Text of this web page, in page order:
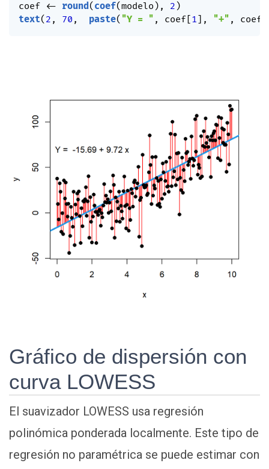
coef <- round( coef(modelo ) , 2 )
text( 2 , 70 , paste( "Y = " , coef [1] , "+" , coef
Gráfico de dispersión con
curva LOWESS
El suavizador LOWESS usa regresión
polinómica ponderada localmente. Este tipo de
regresión no paramétrica se puede estimar con